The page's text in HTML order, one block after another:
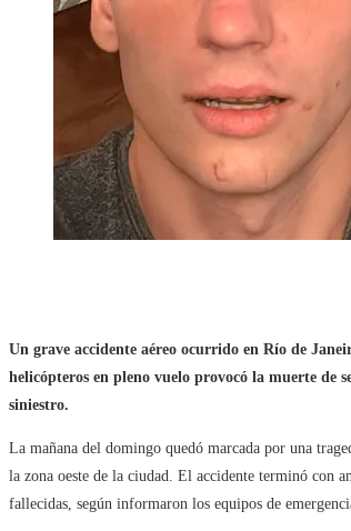
Un grave accidente aéreo ocurrido en Río de
helicópteros en pleno vuelo provocó la muerte de
siniestro.
La mañana del domingo quedó marcada por una
la zona oeste de la ciudad. El accidente terminó con
fallecidas, según informaron los equipos de